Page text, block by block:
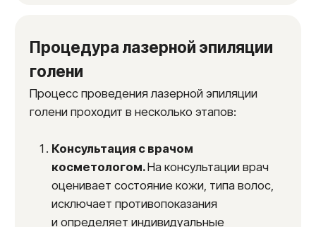
Результаты пациентов